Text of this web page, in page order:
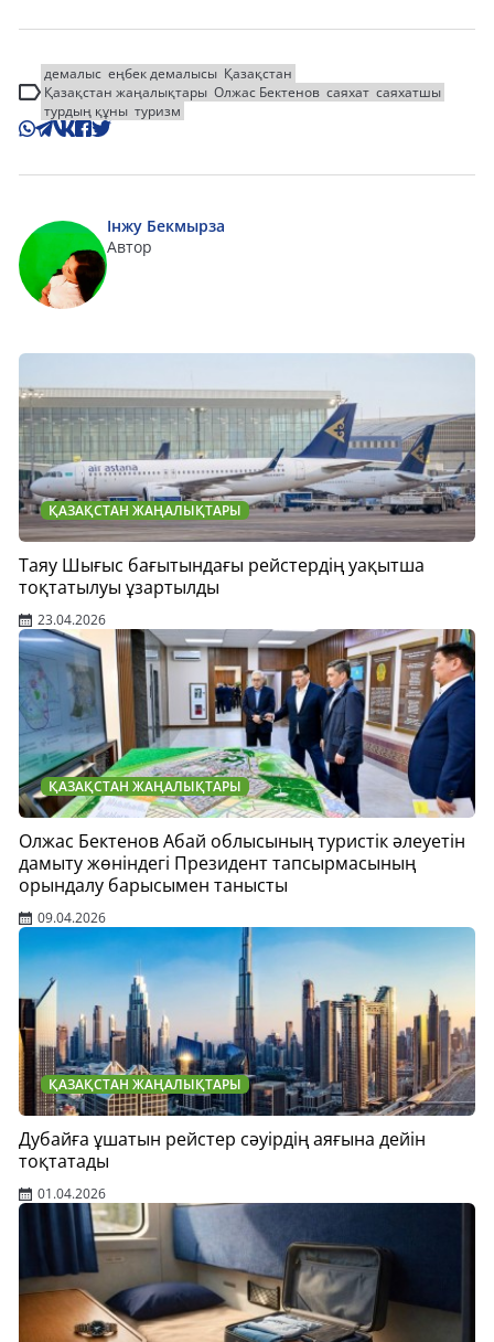
демалыс еңбек демалысы Қазақстан
Қазақстан жаңалықтары Олжас Бектенов саяхат саяхатшы
турдың құны туризм
Інжу Бекмырза
Автор
ҚАЗАҚСТАН ЖАҢАЛЫҚТАРЫ
Таяу Шығыс бағытындағы рейстердің уақытша
тоқтатылуы ұзартылды
23.04.2026
ҚАЗАҚСТАН ЖАҢАЛЫҚТАРЫ
Олжас Бектенов Абай облысының туристік әлеуетін
дамыту жөніндегі Президент тапсырмасының
орындалу барысымен танысты
09.04.2026
ҚАЗАҚСТАН ЖАҢАЛЫҚТАРЫ
Дубайға ұшатын рейстер сәуірдің аяғына дейін
тоқтатады
01.04.2026